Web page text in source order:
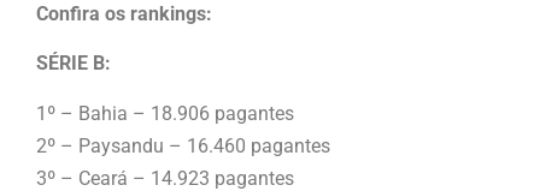
Confira os rankings:
SÉRIE B:
1º – Bahia – 18.906 pagantes
2º – Paysandu – 16.460 pagantes
3º – Ceará – 14.923 pagantes